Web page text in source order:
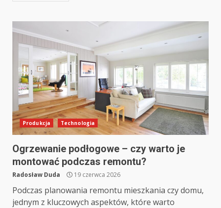
Produkcja Technologia
Ogrzewanie podłogowe – czy warto je
montować podczas remontu?
Radosław Duda 19 czerwca 2026
Podczas planowania remontu mieszkania czy domu,
jednym z kluczowych aspektów, które warto